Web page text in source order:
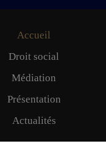
Accueil
Droit social
Médiation
Présentation
Actualités